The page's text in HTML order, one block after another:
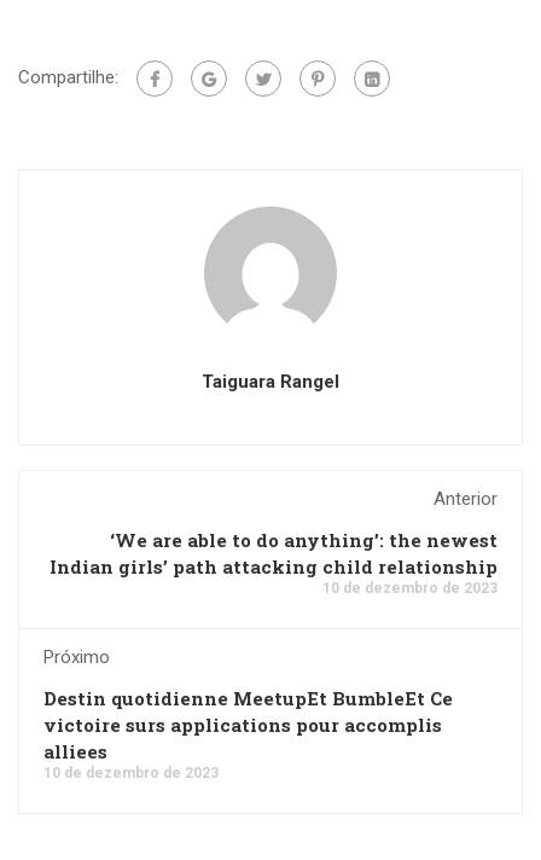
Compartilhe:
Taiguara Rangel
Anterior
‘We are able to do anything’: the newest
Indian girls’ path attacking child relationship
10 de dezembro de 2023
Próximo
Destin quotidienne MeetupEt BumbleEt Ce
victoire surs applications pour accomplis
alliees
10 de dezembro de 2023